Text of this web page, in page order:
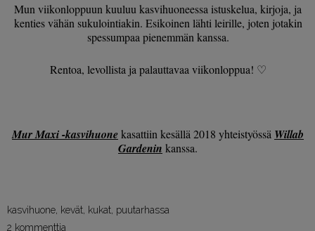
Mun viikonloppuun kuuluu kasvihuoneessa istuskelua, kirjoja, ja
kenties vähän sukulointiakin. Esikoinen lähti leirille, joten jotakin
spessumpaa pienemmän kanssa.
Rentoa, levollista ja palauttavaa viikonloppua! ♡
Mur Maxi -kasvihuonekasattiin kesällä 2018 yhteistyössä Willab
Gardenin kanssa.
kasvihuone kevät kukat puutarhassa
2 kommenttia